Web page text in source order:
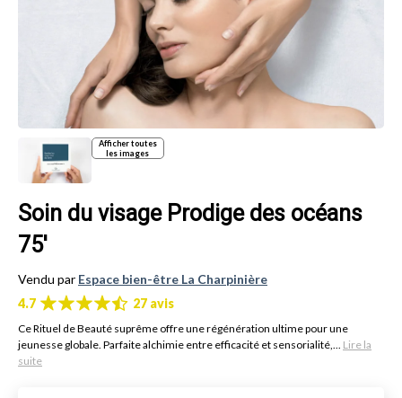
Afficher toutes
les images
Soin du visage Prodige des océans
75'
Vendu par Espace bien-être La Charpinière
4.7
27 avis
Ce Rituel de Beauté suprême offre une régénération ultime pour une
jeunesse globale. Parfaite alchimie entre efficacité et sensorialité,... Lire la
suite